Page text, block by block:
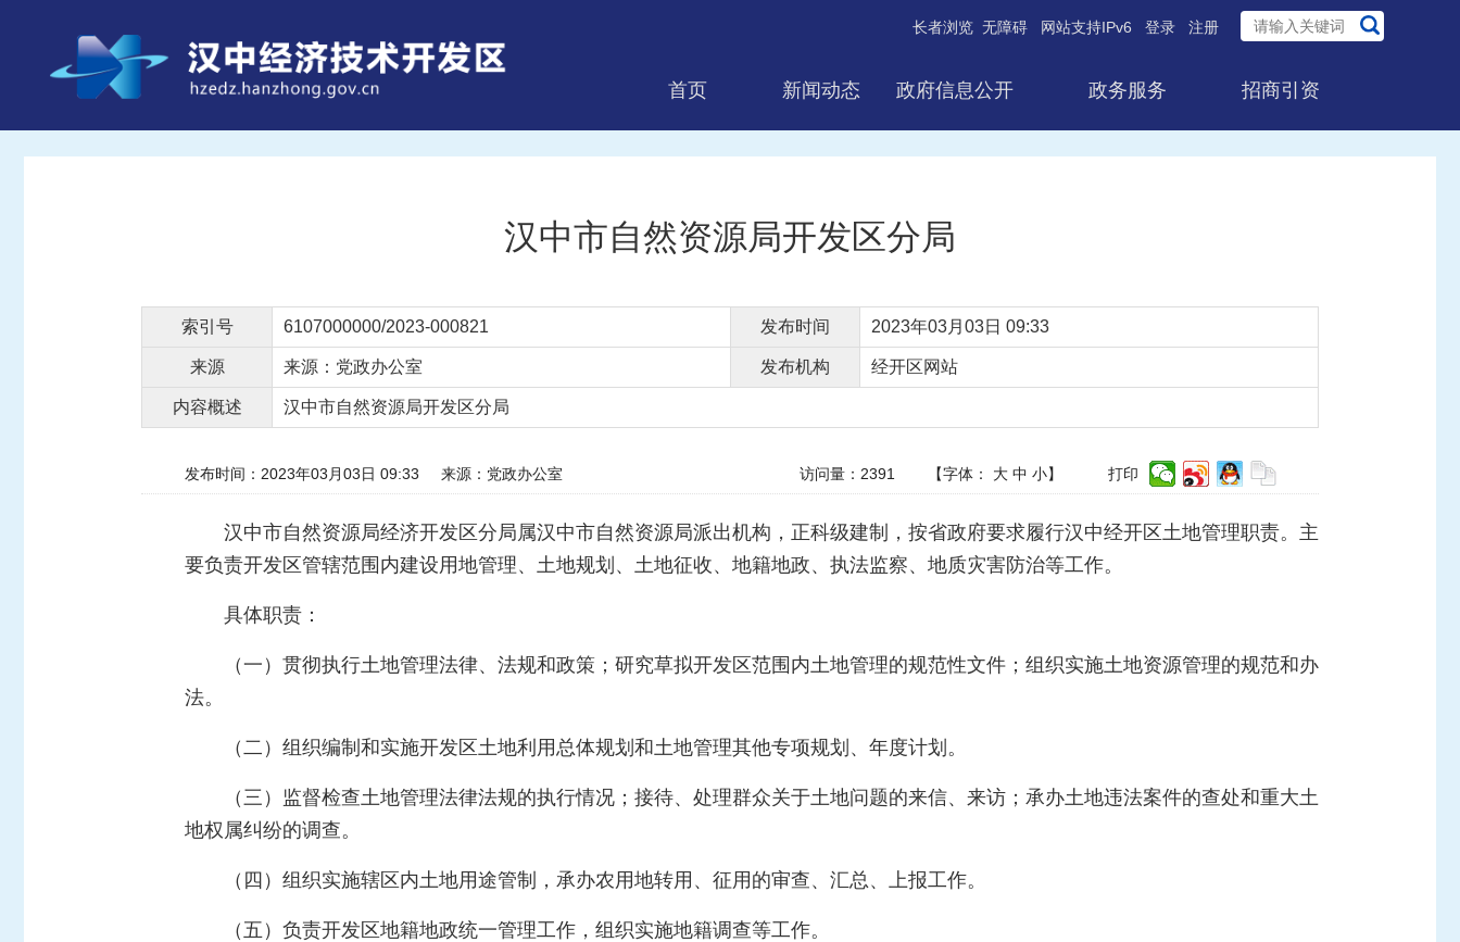
长者浏览 无障碍 网站支持IPv6 登录 注册
首页 新闻动态 政府信息公开 政务服务 招商引资
汉中市自然资源局开发区分局
索引号 6107000000/2023-000821 发布时间 2023年03月03日 09:33
来源 来源：党政办公室 发布机构 经开区网站
内容概述 汉中市自然资源局开发区分局
发布时间：2023年03月03日 09:33 来源：党政办公室 访问量： 2391 【字体： 大 中 小】 打印
汉中市自然资源局经济开发区分局属汉中市自然资源局派出机构，正科级建制，按省政府要求履行汉中经开区土地管理职责。主
要负责开发区管辖范围内建设用地管理、土地规划、土地征收、地籍地政、执法监察、地质灾害防治等工作。
具体职责：
（一）贯彻执行土地管理法律、法规和政策；研究草拟开发区范围内土地管理的规范性文件；组织实施土地资源管理的规范和办
法。
（二）组织编制和实施开发区土地利用总体规划和土地管理其他专项规划、年度计划。
（三）监督检查土地管理法律法规的执行情况；接待、处理群众关于土地问题的来信、来访；承办土地违法案件的查处和重大土
地权属纠纷的调查。
（四）组织实施辖区内土地用途管制，承办农用地转用、征用的审查、汇总、上报工作。
（五）负责开发区地籍地政统一管理工作，组织实施地籍调查等工作。